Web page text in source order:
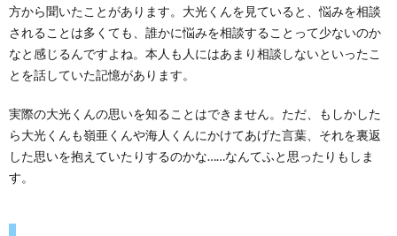
方から聞いたことがあります。大光くんを見ていると、悩みを相談
されることは多くても、誰かに悩みを相談することって少ないのか
なと感じるんですよね。本人も人にはあまり相談しないといったこ
とを話していた記憶があります。
実際の大光くんの思いを知ることはできません。ただ、もしかした
ら大光くんも嶺亜くんや海人くんにかけてあげた言葉、それを裏返
した思いを抱えていたりするのかな……なんてふと思ったりもしま
す。